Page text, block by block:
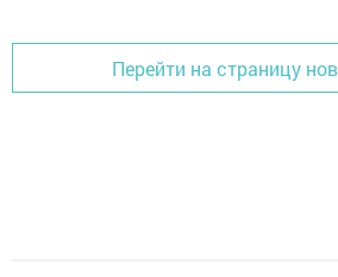
Перейти на страницу